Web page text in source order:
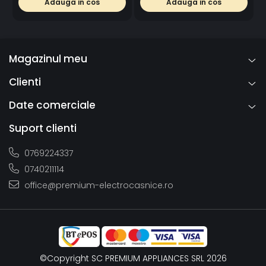
mondial sunt produse folosind tehnologia dezvoltata si
din materiale durabile si ecologice si sunt fabricate
exclusiv in Germania respectand standarde de calitate
extrem de riguroase.
extractibil Puro
Magazinul meu
Clienti
Date comerciale
Suport clienti
0769224337
0740211114
office@premium-electrocasnice.ro
©Copyright SC PREMIUM APPLIANCES SRL 2026